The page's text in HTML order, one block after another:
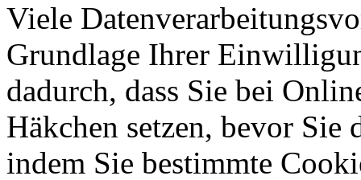
Viele
Grundlage Ihrer
dadurch, dass Sie bei
Häkchen setzen, bevor Sie
indem Sie bestimmte